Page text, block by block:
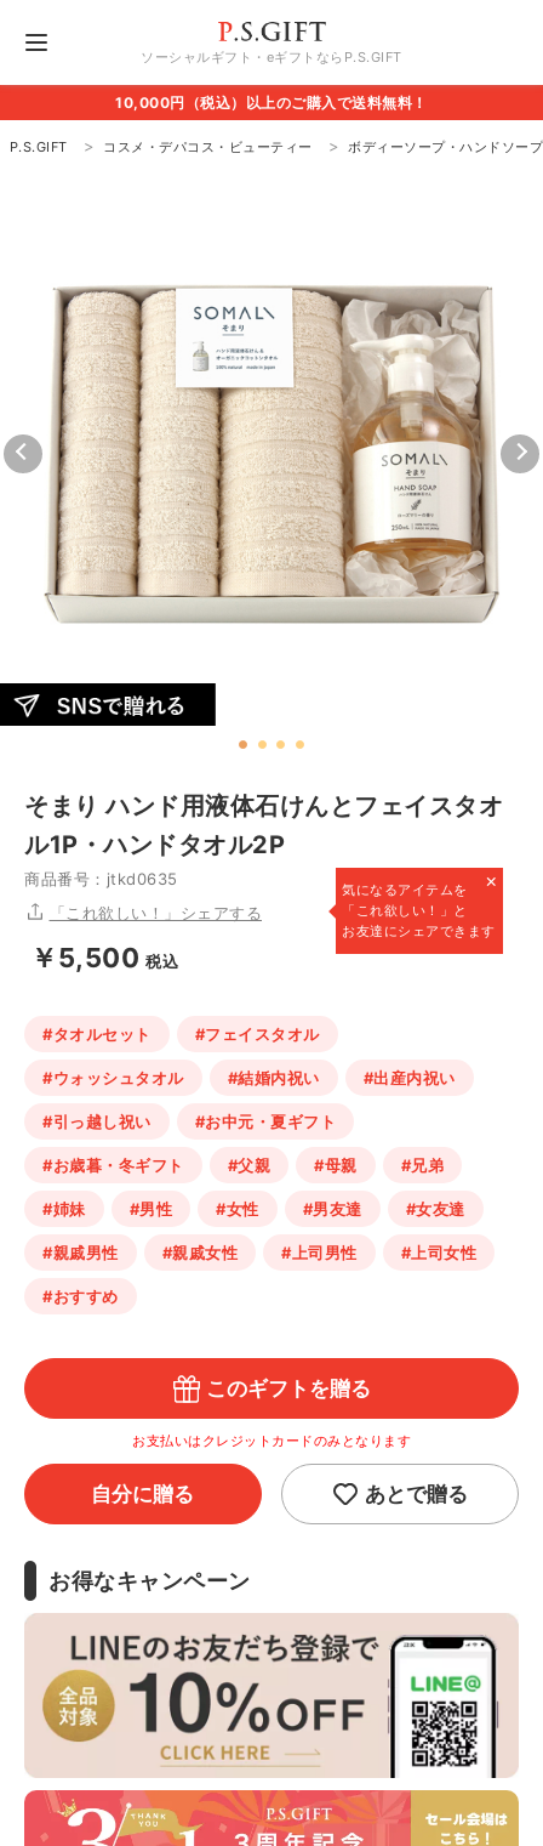
ソーシャルギフト・eギフトならP.S.GIFT
10,000円（税込）以上のご購入で送料無料！
P.S.GIFT コスメ・デパコス・ビューティー ボディーソープ・ハンドソープ
そまり ハンド用液体石けんとフェイスタオ
ル1P・ハンドタオル2P
商品番号：jtkd0635 ×
気になるアイテムを
「これ欲しい！」と
お友達にシェアできます
「これ欲しい！」シェアする
￥5,500 税込
#タオルセット #フェイスタオル
#ウォッシュタオル #結婚内祝い #出産内祝い
#引っ越し祝い #お中元・夏ギフト
#お歳暮・冬ギフト #父親 #母親 #兄弟
#姉妹 #男性 #女性 #男友達 #女友達
#親戚男性 #親戚女性 #上司男性 #上司女性
#おすすめ
このギフトを贈る
お支払いはクレジットカードのみとなります
自分に贈る あとで贈る
お得なキャンペーン